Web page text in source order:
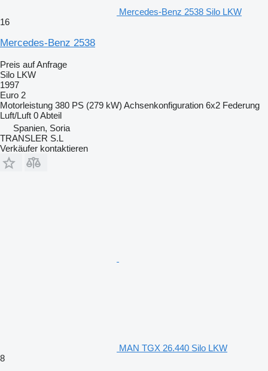
Mercedes-Benz 2538 Silo LKW
16
Mercedes-Benz 2538
Preis auf Anfrage
Silo LKW
1997
Euro 2
Motorleistung 380 PS (279 kW) Achsenkonfiguration 6x2 Federung
Luft/Luft 0 Abteil
Spanien, Soria
TRANSLER S.L
Verkäufer kontaktieren
MAN TGX 26.440 Silo LKW
8